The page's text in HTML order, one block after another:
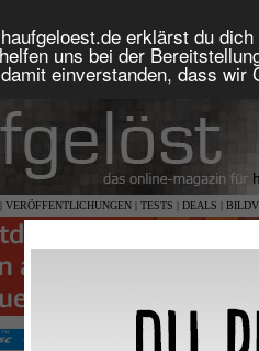
erklärst du
uns bei der
einverstanden, dass
| VERÖFFENTLICHUNGEN | TESTS | DEALS |